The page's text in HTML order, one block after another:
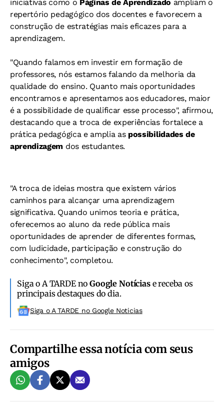
iniciativas como o Páginas de Aprendizado ampliam o
repertório pedagógico dos docentes e favorecem a
construção de estratégias mais eficazes para a
aprendizagem.
"Quando falamos em investir em formação de
professores, nós estamos falando da melhoria da
qualidade do ensino. Quanto mais oportunidades
encontramos e apresentamos aos educadores, maior
é a possibilidade de qualificar esse processo", afirmou,
destacando que a troca de experiências fortalece a
prática pedagógica e amplia as possibilidades de
aprendizagem dos estudantes.
"A troca de ideias mostra que existem vários
caminhos para alcançar uma aprendizagem
significativa. Quando unimos teoria e prática,
oferecemos ao aluno da rede pública mais
oportunidades de aprender de diferentes formas,
com ludicidade, participação e construção do
conhecimento", completou.
Siga o A TARDE noGoogle Notíciase receba os
principais destaques do dia.
Siga o A TARDE no Google Noticias
Compartilhe essa notícia com seus
amigos